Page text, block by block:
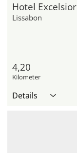
Hotel Excelsior
Lissabon
4,20
Kilometer
Details